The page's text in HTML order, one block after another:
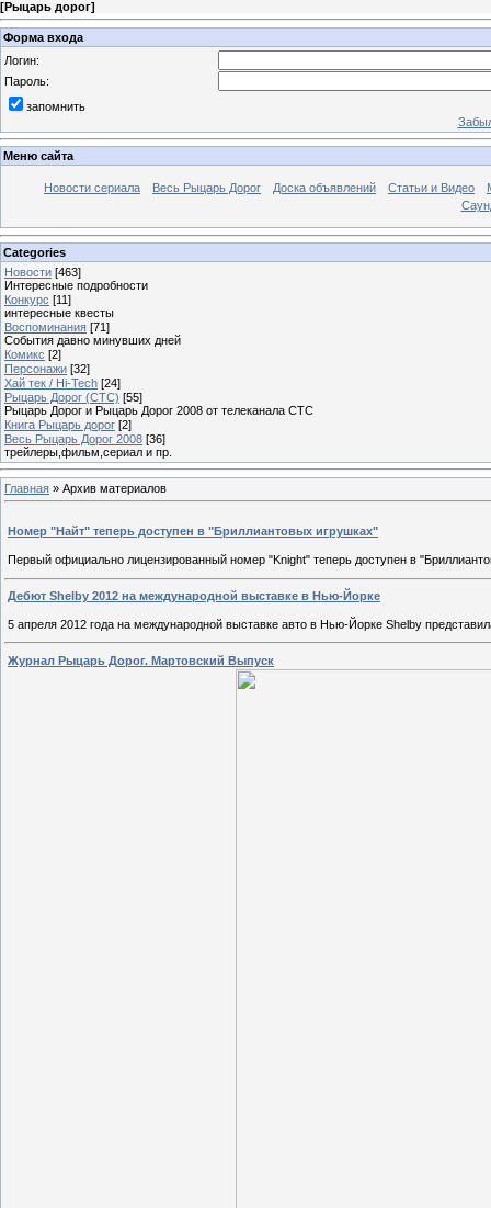
[Рыцарь дорог]
Форма входа
Логин:
Пароль:
запомнить
Меню сайта
Новости сериала Весь Рыцарь Дорог Доска объявлений Статьи и Видео
Categories
Новости [463]
Интересные подробности
Конкурс [11]
интересные квесты
Воспоминания [71]
События давно минувших дней
Комикс [2]
Персонажи [32]
Хай тек / Hi-Tech [24]
Рыцарь Дорог (СТС) [55]
Рыцарь Дорог и Рыцарь Дорог 2008 от телеканала СТС
Книга Рыцарь дорог [2]
Весь Рыцарь Дорог 2008 [36]
трейлеры,фильм,сериал и пр.
Главная » Архив материалов
Номер "Найт" теперь доступен в "Бриллиантовых игрушках"
Первый официально лицензированный номер "Knight" теперь доступен в
Дебют Shelby 2012 на международной выставке в Нью-Йорке
5 апреля 2012 года на международной выставке авто в Нью-Йорке Shelby
Журнал Рыцарь Дорог. Мартовский Выпуск